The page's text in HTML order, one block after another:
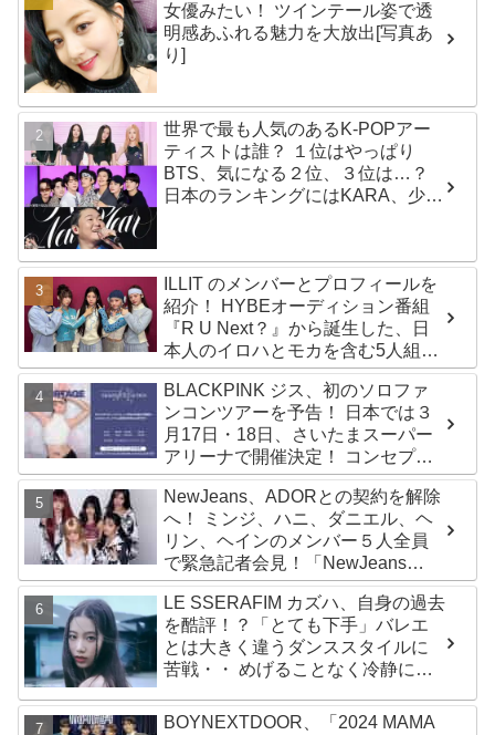
女優みたい！ ツインテール姿で透
明感あふれる魅力を大放出[写真あ
り]
世界で最も人気のあるK-POPアー
ティストは誰？ １位はやっぱり
BTS、気になる２位、３位は…？
日本のランキングにはKARA、少女
ILLIT のメンバーとプロフィールを
紹介！ HYBEオーディション番組
『R U Next？』から誕生した、日
本人のイロハとモカを含む5人組ガ
ールズグループ！ デビュー曲
「Magnetic」がいきなりの大ヒッ
ト
BLACKPINK ジス、初のソロファ
ンコンツアーを予告！ 日本では３
月17日・18日、さいたまスーパー
アリーナで開催決定！ コンセプト
は“愛のカケラ”！？ 14日には新ア
ルバム『AMORTAGE』もリリース
NewJeans、ADORとの契約を解除
へ！ ミンジ、ハニ、ダニエル、ヘ
リン、ヘインのメンバー５人全員
で緊急記者会見！「NewJeans
never dies!」と微笑みの宣言！
ADOR側、2029年まで契約有効と
主張
LE SSERAFIM カズハ、自身の過去
を酷評！？「とても下手」バレエ
とは大きく違うダンススタイルに
苦戦・・ めげることなく冷静に努
BOYNEXTDOOR、「2024 MAMA